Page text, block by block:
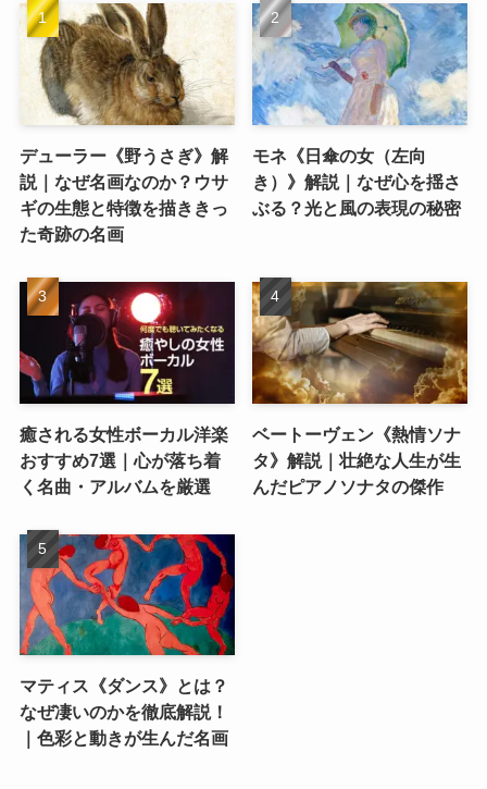
デューラー《野うさぎ》解
説｜なぜ名画なのか？ウサ
ギの生態と特徴を描ききっ
た奇跡の名画
モネ《日傘の女（左向
き）》解説｜なぜ心を揺さ
ぶる？光と風の表現の秘密
癒される女性ボーカル洋楽
おすすめ7選｜心が落ち着
く名曲・アルバムを厳選
ベートーヴェン《熱情ソナ
タ》解説｜壮絶な人生が生
んだピアノソナタの傑作
マティス《ダンス》とは？
なぜ凄いのかを徹底解説！
｜色彩と動きが生んだ名画